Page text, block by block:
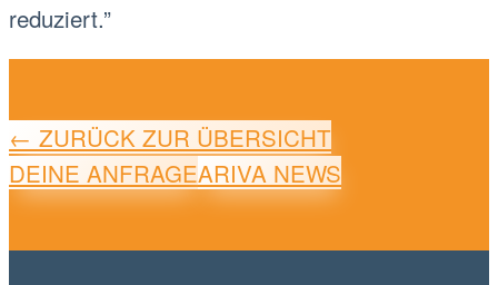
reduziert.”
← ZURÜCK ZUR ÜBERSICHT
DEINE ANFRAGEARIVA NEWS